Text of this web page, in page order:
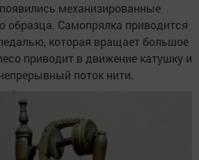
механизированные
образца. Самопрялка приводится
которая вращает большое
приводит в движение катушку и
поток нити.